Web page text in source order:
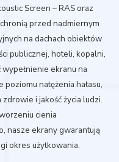
Screen – RAS oraz
przed nadmiernym
na dachach obiektów
publicznej, hoteli, kopalni,
ekranu na
natężenia hałasu,
i jakość życia ludzi.
cienia
nasze ekrany gwarantują
okres użytkowania.